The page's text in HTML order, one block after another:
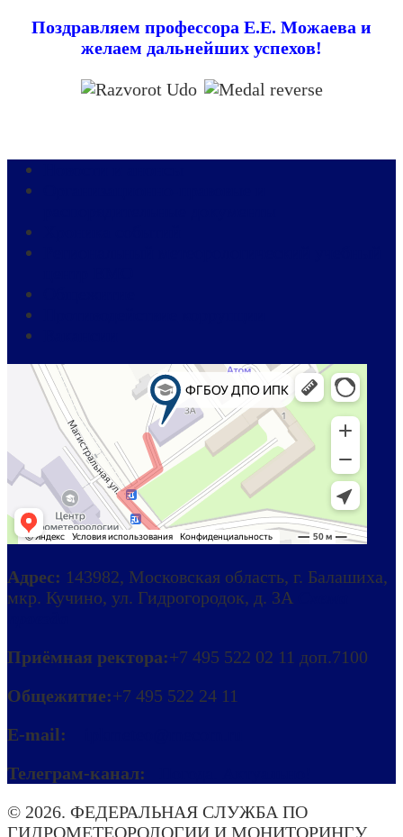
Поздравляем профессора Е.Е. Можаева и
желаем дальнейших успехов!
Адрес: 143982, Московская область, г. Балашиха,
мкр. Кучино, ул. Гидрогородок, д. 3А
Приёмная ректора:+7 495 522 02 11 доп.7100
Общежитие:+7 495 522 24 11
E-mail:
Телеграм-канал:
© 2026. ФЕДЕРАЛЬНАЯ СЛУЖБА ПО
ГИДРОМЕТЕОРОЛОГИИ И МОНИТОРИНГУ